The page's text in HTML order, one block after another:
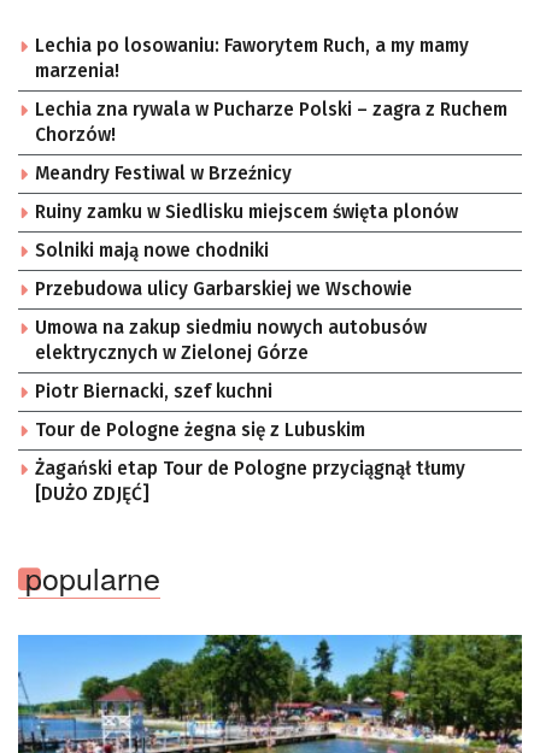
Lechia po losowaniu: Faworytem Ruch, a my mamy
marzenia!
Lechia zna rywala w Pucharze Polski – zagra z Ruchem
Chorzów!
Meandry Festiwal w Brzeźnicy
Ruiny zamku w Siedlisku miejscem święta plonów
Solniki mają nowe chodniki
Przebudowa ulicy Garbarskiej we Wschowie
Umowa na zakup siedmiu nowych autobusów
elektrycznych w Zielonej Górze
Piotr Biernacki, szef kuchni
Tour de Pologne żegna się z Lubuskim
Żagański etap Tour de Pologne przyciągnął tłumy
[DUŻO ZDJĘĆ]
popularne